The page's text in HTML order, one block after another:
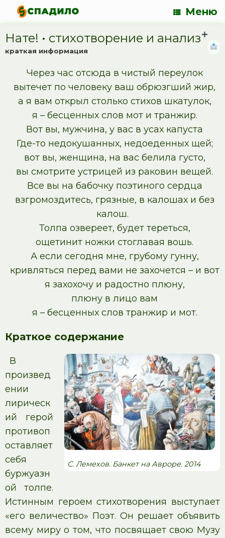
Меню
Нате! • cтихотворение и анализ
краткая информация
Через час отсюда в чистый переулок
вытечет по человеку ваш обрюзгший жир,
а я вам открыл столько стихов шкатулок,
я – бесценных слов мот и транжир.
Вот вы, мужчина, у вас в усах капуста
Где-то недокушанных, недоеденных щей;
вот вы, женщина, на вас белила густо,
вы смотрите устрицей из раковин вещей.
Все вы на бабочку поэтиного сердца
взгромоздитесь, грязные, в калошах и без
калош.
Толпа озвереет, будет тереться,
ощетинит ножки стоглавая вошь.
А если сегодня мне, грубому гунну,
кривляться перед вами не захочется – и вот
я захохочу и радостно плюну,
плюну в лицо вам
я – бесценных слов транжир и мот.
Краткое содержание
С. Лемехов. Банкет на Авроре. 2014
В
произвед
ении
лирическ
ий герой
противоп
оставляет
себя
буржуазн
ой толпе.
Истинным героем стихотворения выступает
«его величество» Поэт. Он решает объявить
всему миру о том, что посвящает свою Музу